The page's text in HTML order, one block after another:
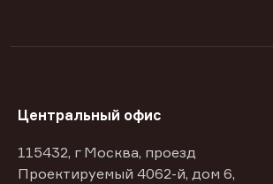
Центральный офис
115432, г Москва, проезд
Проектируемый 4062-й, дом 6,